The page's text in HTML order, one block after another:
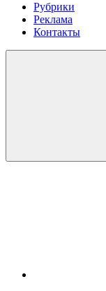
Рубрики
Реклама
Контакты